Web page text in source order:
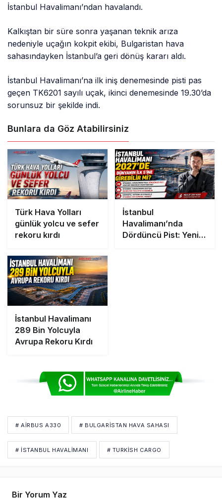
İstanbul Havalimanı’ndan havalandı.
Kalkıştan bir süre sonra yaşanan teknik arıza
nedeniyle uçağın kokpit ekibi, Bulgaristan hava
sahasındayken İstanbul’a geri dönüş kararı aldı.
İstanbul Havalimanı’na ilk iniş denemesinde pisti pas
geçen TK6201 sayılı uçak, ikinci denemesinde 19.30’da
sorunsuz bir şekilde indi.
Bunlara da Göz Atabilirsiniz
Türk Hava Yolları
günlük yolcu ve sefer
rekoru kırdı
İstanbul
Havalimanı’nda
Dördüncü Pist: Yeni
İstanbul Havalimanı
289 Bin Yolcuyla
Avrupa Rekoru Kırdı
# AIRBUS A330 # BULGARISTAN HAVA SAHASI
# İSTANBUL HAVALİMANI # TURKISH CARGO
Bir Yorum Yaz